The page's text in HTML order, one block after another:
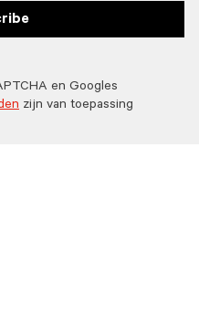
en Googles
zijn van toepassing